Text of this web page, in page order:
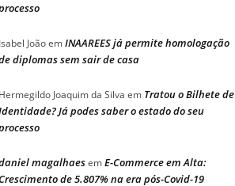
JoãoemINAAREES já permite homologação
diplomas sem sair de casa
Joaquim da Silva em Tratou o Bilhete de
Já podes saber o estado do seu
magalhaesemE-Commerce em Alta:
de 5.807% na era pós-Covid-19